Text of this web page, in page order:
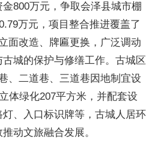
800万元，争取会泽县城市棚
万元，项目整合推进覆盖了
面改造、牌匾更换，广泛调动
城的保护与修缮工作。古城区
、二道巷、三道巷因地制宜设
体绿化207平方米，并配套设
、入口标识牌等，古城人居环
动文旅融合发展。